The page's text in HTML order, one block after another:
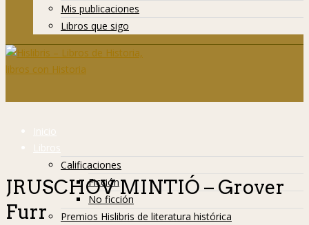
Mis publicaciones
Libros que sigo
Inicio
Libros
Calificaciones
Ficción
No ficción
Premios Hislibris de literatura histórica
JRUSCHOV MINTIÓ – Grover
Furr